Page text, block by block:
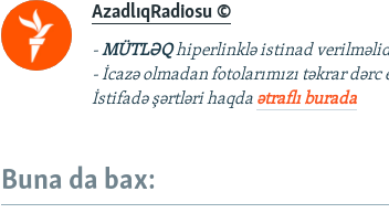
AzadlıqRadiosu ©
-MÜTLƏQhiperlinklə istinad
- İcazə olmadan fotolarımızı təkrar dərc
İstifadə şərtləri haqda ətraflı burada
Buna da bax: